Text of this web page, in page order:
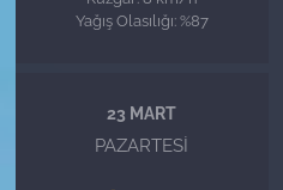
Yağış Olasılığı: %87
23 MART
PAZARTESI